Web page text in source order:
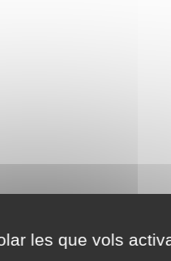
les que vols